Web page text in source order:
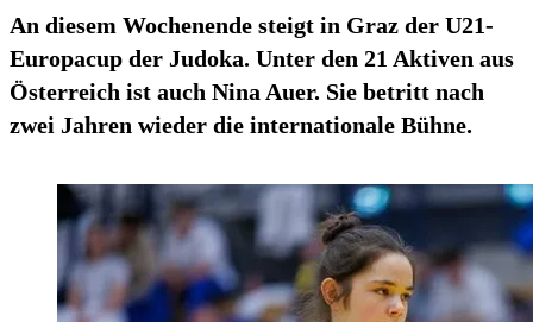
An diesem Wochenende steigt in Graz der U21-
Europacup der Judoka. Unter den 21 Aktiven aus
Österreich ist auch Nina Auer. Sie betritt nach
zwei Jahren wieder die internationale Bühne.